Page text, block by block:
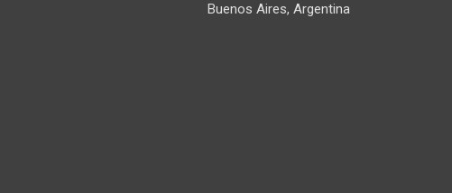
Buenos Aires, Argentina